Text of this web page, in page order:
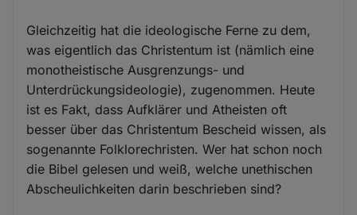
Gleichzeitig hat die ideologische Ferne zu dem,
was eigentlich das Christentum ist (nämlich eine
monotheistische Ausgrenzungs- und
Unterdrückungsideologie), zugenommen. Heute
ist es Fakt, dass Aufklärer und Atheisten oft
besser über das Christentum Bescheid wissen, als
sogenannte Folklorechristen. Wer hat schon noch
die Bibel gelesen und weiß, welche unethischen
Abscheulichkeiten darin beschrieben sind?